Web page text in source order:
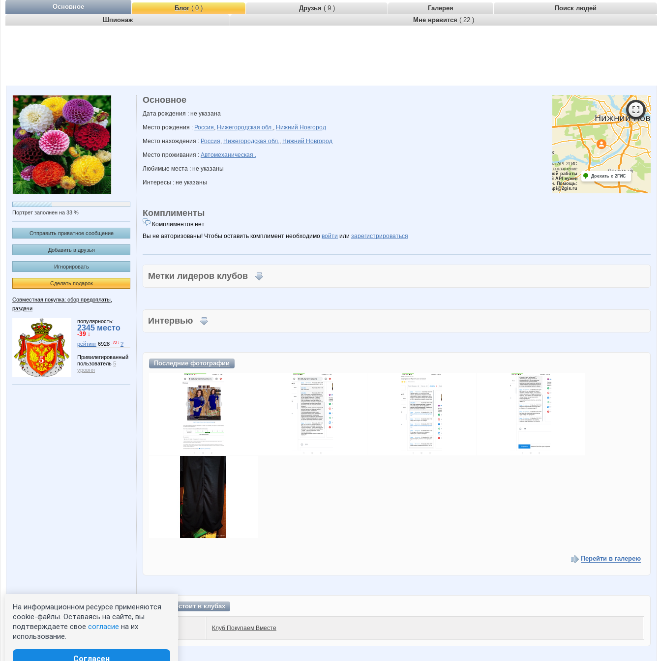
Основное Блог( 0 ) Друзья ( 9 ) Галерея
Поиск людей
Шпионаж
Мне нравится ( 22 )
Портрет заполнен на 33 %
Отправить приватное сообщение
Добавить в друзья
Игнорировать
Сделать подарок
Совместная покупка: сбор предоплаты,
раздачи
популярность:
2345 место
-39 ↓
рейтинг 6928 -70 ↓ ?
Привилегированный
пользователь 5
уровня
Статистика портрета:
сейчас просматривают портрет - 0
зарегистрированные пользователи
Работает на API 2ГИС
Лицензионное соглашение
Для корректной работы
Raster JS API нужен
ключ. Помощь:
api@2gis.ru
Доехать с 2ГИС
Основное
Дата рождения : не указана
Место рождения : Россия, Нижегородская обл., Нижний Новгород
Место нахождения : Россия, Нижегородская обл., Нижний Новгород
Место проживания : Автомеханическая ,
Любимые места : не указаны
Интересы : не указаны
Комплименты
Комплиментов нет.
Вы не авторизованы! Чтобы оставить комплимент необходимо войти или зарегистрироваться
Метки лидеров клубов
Интервью
Последниефотографии
Перейти в галерею
Deps состоит вклубах
Клуб Покупаем Вместе
На информационном ресурсе применяются
cookie-файлы. Оставаясь на сайте, вы
подтверждаете свое согласие на их
использование.
Согласен